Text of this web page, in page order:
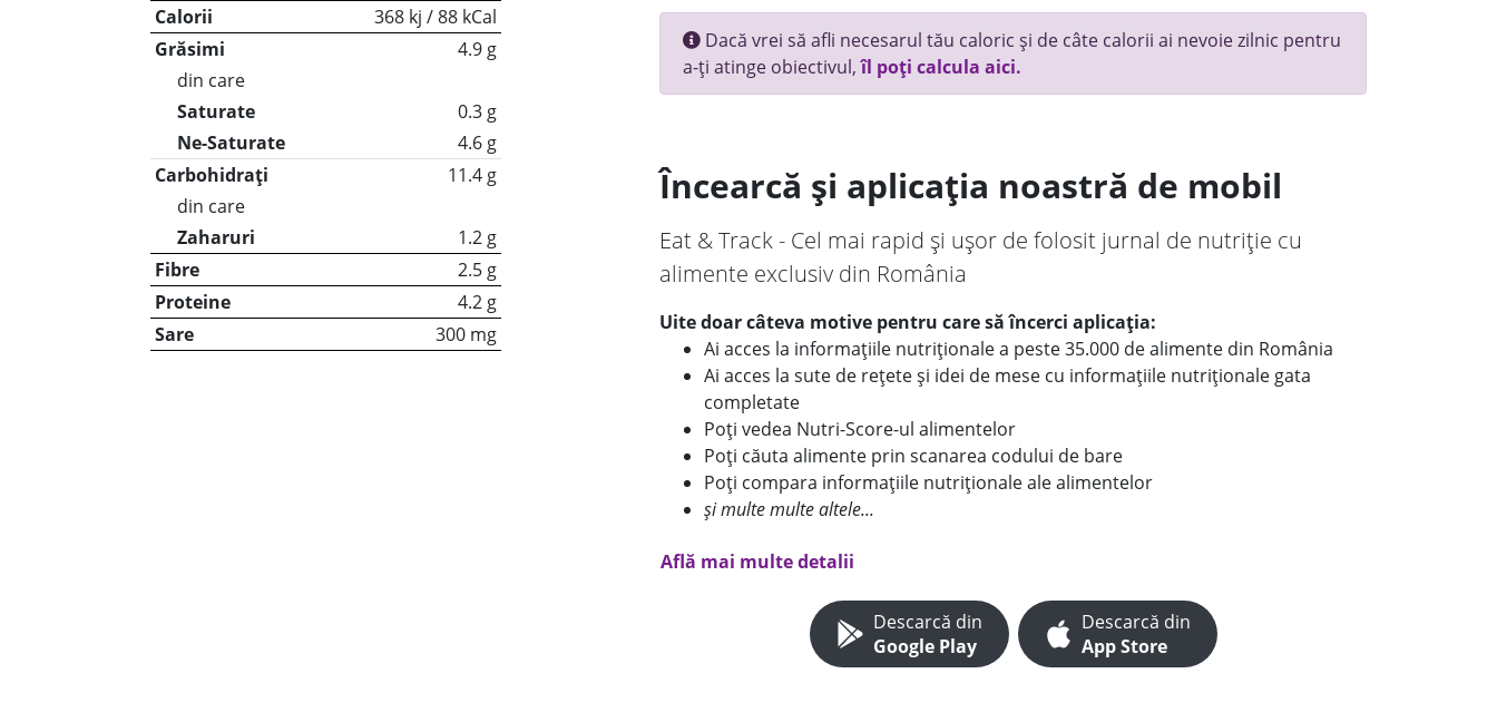
Calorii
368 kj / 88 kCal
Grăsimi
4.9 g
din care
Saturate
0.3 g
Ne-Saturate
4.6 g
Carbohidrați
11.4 g
din care
Zaharuri
1.2 g
Fibre
2.5 g
Proteine
4.2 g
Sare
300 mg
Dacă vrei să afli necesarul tău caloric și de câte calorii ai nevoie zilnic pentru
a-ți atinge obiectivul,îl poți calcula aici.
Încearcă și aplicația noastră de mobil
Eat & Track - Cel mai rapid și ușor de folosit jurnal de nutriție cu
alimente exclusiv din România
Uite doar câteva motive pentru care să încerci aplicația:
Ai acces la informațiile nutriționale a peste 35.000 de alimente din România
Ai acces la sute de rețete și idei de mese cu informațiile nutriționale gata
completate
Poți vedea Nutri-Score-ul alimentelor
Poți căuta alimente prin scanarea codului de bare
Poți compara informațiile nutriționale ale alimentelor
și multe multe altele...
Află mai multe detalii
Descarcă din
Google Play
Descarcă din
App Store